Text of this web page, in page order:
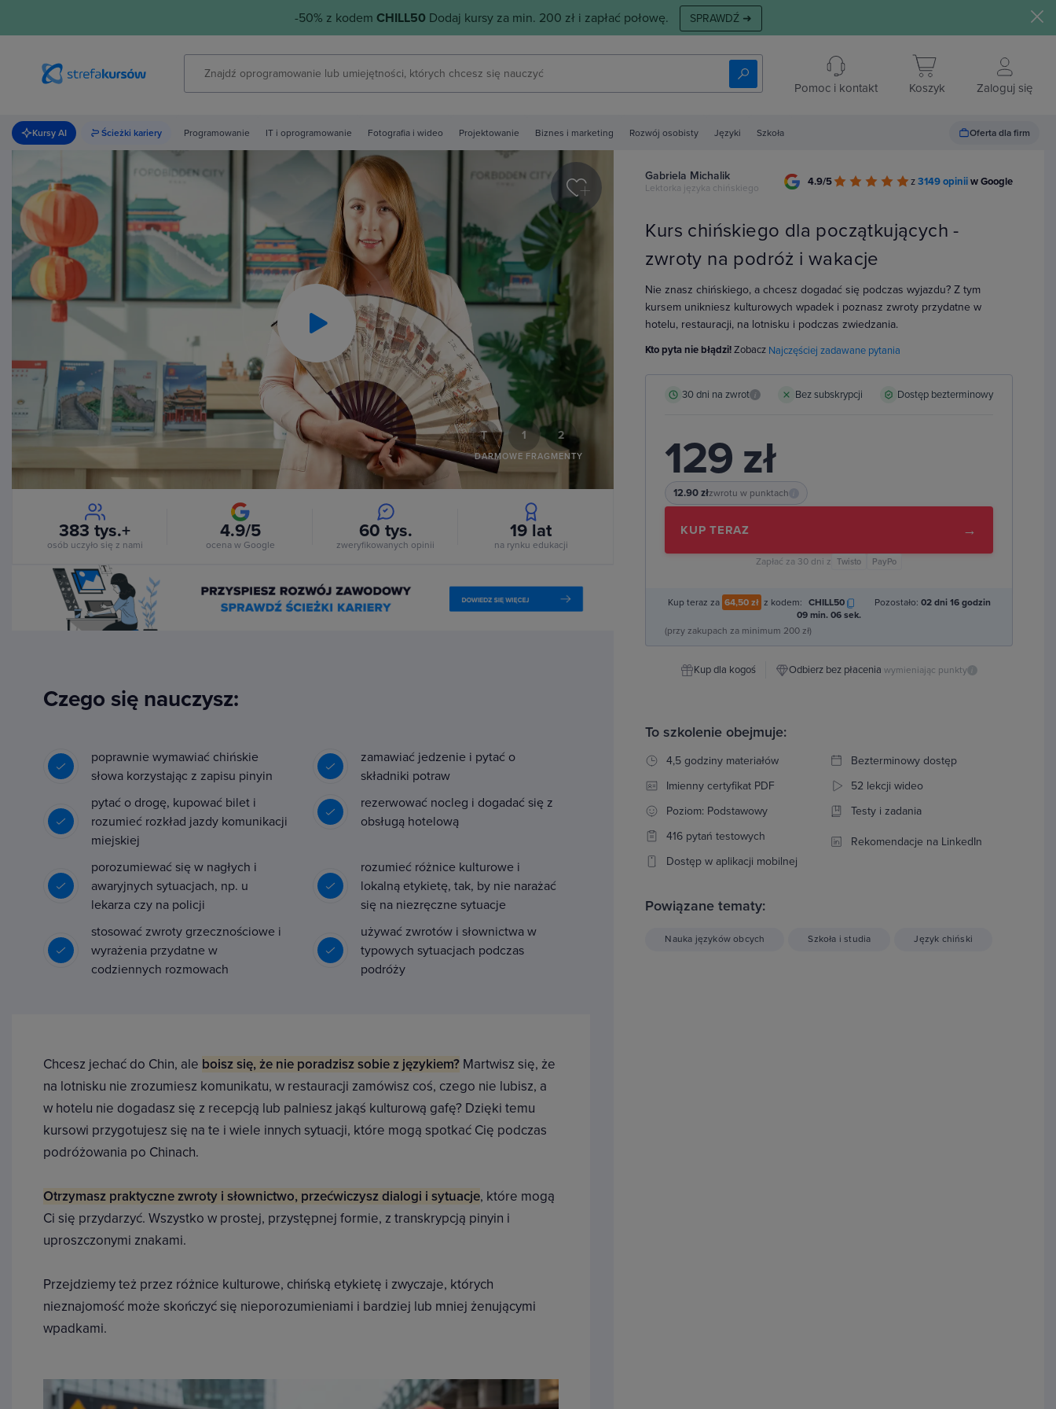
-50% z kodem CHILL50Dodaj kursy za min. 200 zł i zapłać połowę. SPRAWDŹ ➜
Pomoc i kontakt Koszyk Zaloguj się
Kursy AI Ścieżki kariery Programowanie IT i oprogramowanie Fotografia i wideo Projektowanie Biznes i marketing Rozwój osobisty Języki Szkoła Oferta dla firm
Play
Video
T 1 2
DARMOWE FRAGMENTY
383 tys.+
osób uczyło się z nami
4.9/5
ocena w Google
60 tys.
zweryfikowanych opinii
19 lat
na rynku edukacji
Czego się nauczysz:
poprawnie wymawiać chińskie
słowa korzystając z zapisu pinyin
pytać o drogę, kupować bilet i
rozumieć rozkład jazdy komunikacji
miejskiej
zamawiać jedzenie i pytać o
składniki potraw
rezerwować nocleg i dogadać się z
obsługą hotelową
porozumiewać się w nagłych i
awaryjnych sytuacjach, np. u
lekarza czy na policji
stosować zwroty grzecznościowe i
wyrażenia przydatne w
codziennych rozmowach
rozumieć różnice kulturowe i
lokalną etykietę, tak, by nie narażać
się na niezręczne sytuacje
używać zwrotów i słownictwa w
typowych sytuacjach podczas
podróży
Chcesz jechać do Chin, ale boisz się, że nie poradzisz sobie z językiem? Martwisz się, że
na lotnisku nie zrozumiesz komunikatu, w restauracji zamówisz coś, czego nie lubisz, a
w hotelu nie dogadasz się z recepcją lub palniesz jakąś kulturową gafę? Dzięki temu
kursowi przygotujesz się na te i wiele innych sytuacji, które mogą spotkać Cię podczas
podróżowania po Chinach.
Otrzymasz praktyczne zwroty i słownictwo, przećwiczysz dialogi i sytuacje, które mogą
Ci się przydarzyć. Wszystko w prostej, przystępnej formie, z transkrypcją pinyin i
uproszczonymi znakami.
Przejdziemy też przez różnice kulturowe, chińską etykietę i zwyczaje, których
nieznajomość może skończyć się nieporozumieniami i bardziej lub mniej żenującymi
wpadkami.
Gabriela Michalik
Lektorka języka chińskiego
4.9/5 z3149 opiniiw Google
Kurs chińskiego dla początkujących -
zwroty na podróż i wakacje
Nie znasz chińskiego, a chcesz dogadać się podczas wyjazdu? Z tym
kursem unikniesz kulturowych wpadek i poznasz zwroty przydatne w
hotelu, restauracji, na lotnisku i podczas zwiedzania.
Kto pyta nie błądzi!Zobacz Najczęściej zadawane pytania
30 dni na zwrot i Bez subskrypcji Dostęp bezterminowy
129 zł
12.90 złzwrotu w punktach
KUP TERAZ →
Zapłać za 30 dni z Twisto PayPo
Kup teraz za 64,50 zł z kodem: CHILL50 Pozostało: 02 dni 16 godzin
09 min. 05 sek.
(przy zakupach za minimum 200 zł)
Kup dla kogoś Odbierz bez płacenia wymieniając punkty i
To szkolenie obejmuje:
4,5 godziny materiałów
Bezterminowy dostęp
Imienny certyfikat PDF
52 lekcji wideo
Poziom: Podstawowy
Testy i zadania
416 pytań testowych
Rekomendacje na LinkedIn
Dostęp w aplikacji mobilnej
Powiązane tematy:
Nauka języków obcych Szkoła i studia Język chiński